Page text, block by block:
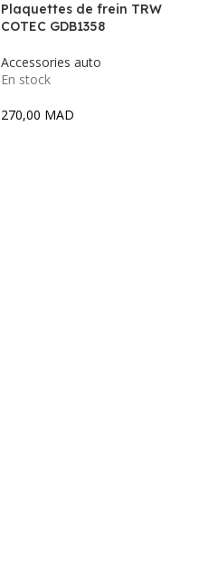
Plaquettes de frein TRW
COTEC GDB1358
Accessories auto
En stock
270,00 MAD